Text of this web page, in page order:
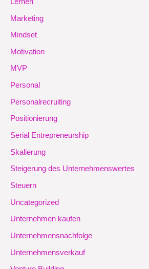
Marketing
Mindset
Motivation
MVP
Personal
Personalrecruiting
Positionierung
Serial Entrepreneurship
Skalierung
Steigerung des Unternehmenswertes
Steuern
Uncategorized
Unternehmen kaufen
Unternehmensnachfolge
Unternehmensverkauf